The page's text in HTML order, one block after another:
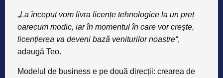
„La început vom livra licențe tehnolo­gice la un preț
oarecum modic, iar în momentul în care vor crește,
licențierea va deveni bază veniturilor noastre“,
adaugă Teo.
Modelul de business e pe două direcții: crearea de